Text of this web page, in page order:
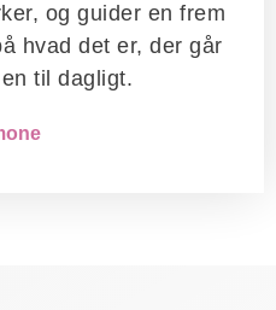
og guider en frem
hvad det er, der går
til dagligt.